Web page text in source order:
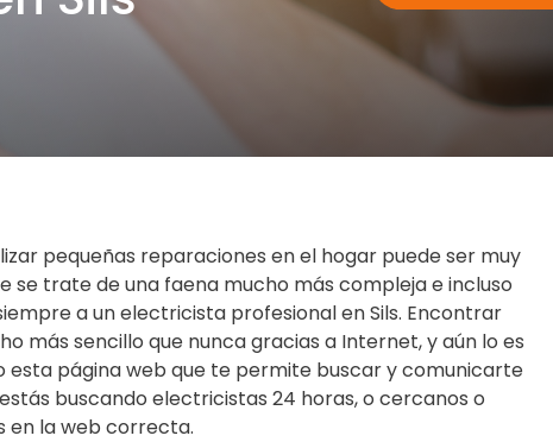
pequeñas reparaciones en el hogar puede ser muy
se trate de una faena mucho más compleja e incluso
a un electricista profesional en Sils. Encontrar
más sencillo que nunca gracias a Internet, y aún lo es
página web que te permite buscar y comunicarte
buscando electricistas 24 horas, o cercanos o
en la web correcta.